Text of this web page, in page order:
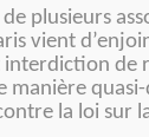
de plusieurs
vient
de
manière
la loi sur